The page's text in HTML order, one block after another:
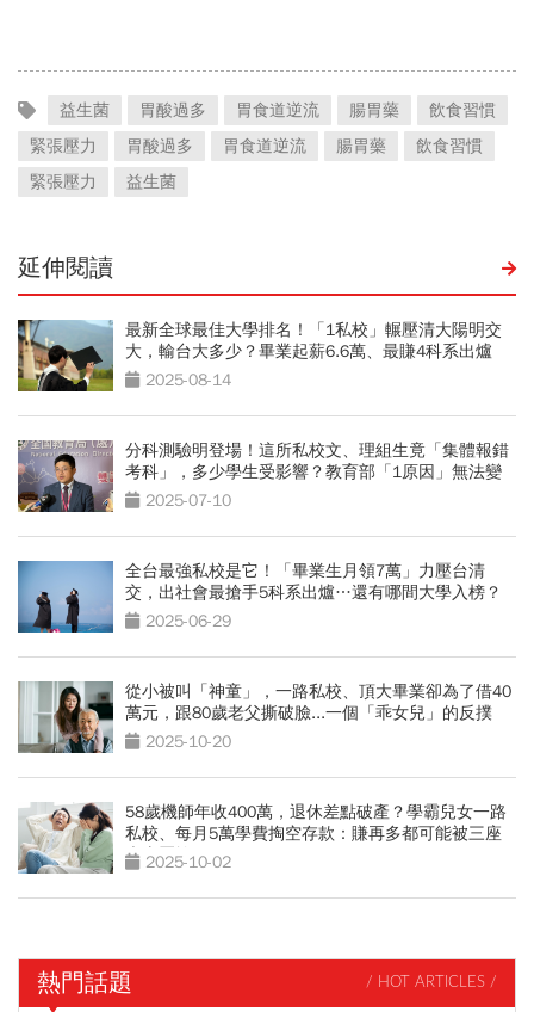
益生菌 胃酸過多 胃食道逆流 腸胃藥
飲食習慣
緊張壓力
胃酸過多 胃食道逆流 腸胃藥
飲食習慣
緊張壓力
益生菌
延伸閱讀
最新全球最佳大學排名！「1私校」輾壓清大陽明交
大，輸台大多少？畢業起薪6.6萬、最賺4科系出爐
2025-08-14
分科測驗明登場！這所私校文、理組生竟「集體報錯
考科」，多少學生受影響？教育部「1原因」無法變
更 2025-07-10
全台最強私校是它！「畢業生月領7萬」力壓台清
交，出社會最搶手5科系出爐…還有哪間大學入榜？
2025-06-29
從小被叫「神童」，一路私校、頂大畢業卻為了借40
萬元，跟80歲老父撕破臉...一個「乖女兒」的反撲
2025-10-20
58歲機師年收400萬，退休差點破產？學霸兒女一路
私校、每月5萬學費掏空存款：賺再多都可能被三座
大山壓垮
2025-10-02
熱門話題 / HOT ARTICLES /